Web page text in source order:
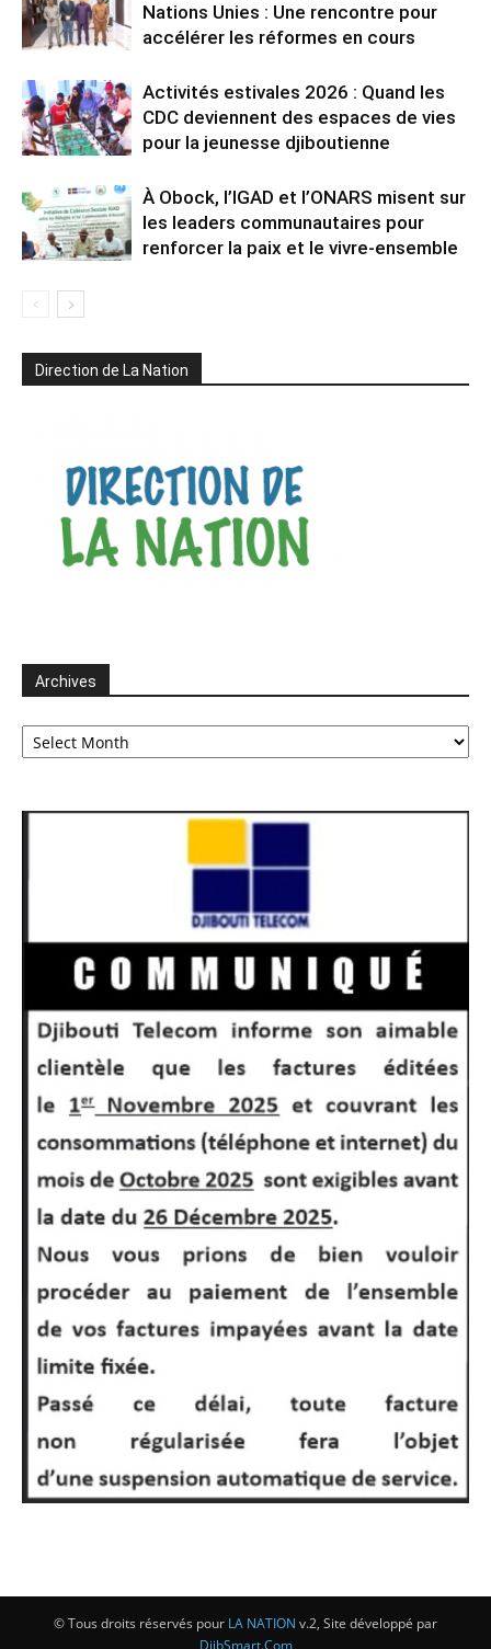
Nations Unies : Une rencontre pour
accélérer les réformes en cours
Activités estivales 2026 : Quand les
CDC deviennent des espaces de vies
pour la jeunesse djiboutienne
À Obock, l’IGAD et l’ONARS misent sur
les leaders communautaires pour
renforcer la paix et le vivre-ensemble
Direction de La Nation
Archives
Archives
© Tous droits réservés pour LA NATION v.2, Site développé par